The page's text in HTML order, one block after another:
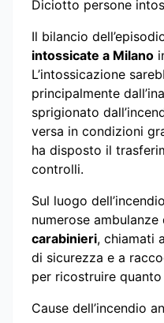
Diciotto persone
Il bilancio
intossicate a Milano
L’intossicazione
principalmente
sprigionato
versa in condizioni
ha disposto il
controlli.
Sul luogo
numerose ambulanze
carabinieri, chiamati
di sicurezza e a
per ricostruire
Cause dell’incendio